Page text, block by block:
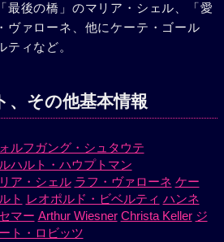
ローゼは、汽車を降りて雪の中をさ
で赤ん坊を生み落した。冷酷な世間
ローゼにはすべてが絶望だった。だ
の慰めの言葉にも耳をかさず、一人
カイルの姿があった。
最後の橋」のマリア・シェル、「愛
ヴァローネ、他にケーテ・ゴール
ティなど。
、その他基本情報
ルフガング・シュタウテ
ハルト・ハウプトマン
ア・シェル ラフ・ヴァローネ ケー
ト レオポルド・ビベルティ ハンネ
マー Arthur Wiesner Christa Keller ジ
ト・ロビッツ